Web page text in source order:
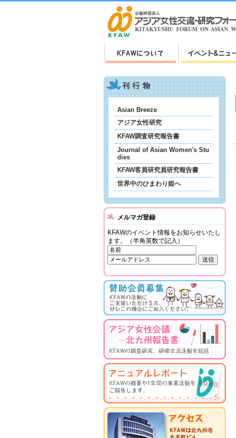
Asian Breeze
アジア女性研究
KFAW調査研究報告書
Journal of Asian Women's Stu
dies
KFAW客員研究員研究報告書
世界中のひまわり姫へ
メルマガ登録
KFAWのイベント情報をお知らせいたし
ます。（半角英数で記入）